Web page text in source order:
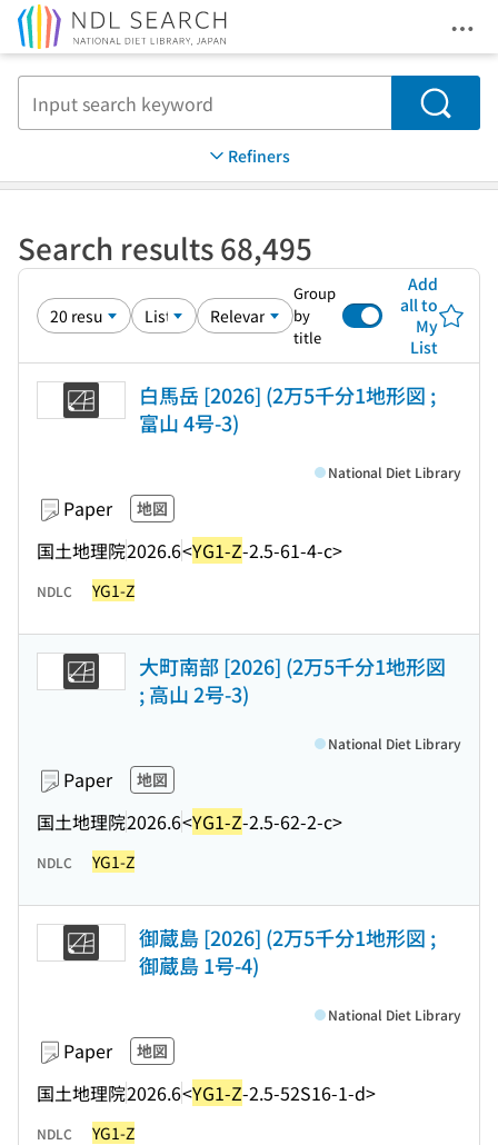
Search
Refiners
Search results 68,495
Group
by
title
Add
all to
My
List
白馬岳 [2026] (2万5千分1地形図 ;
富山 4号-3)
Paper 地図
国土地理院2026.6<YG1-Z-2.5-61-4-c>
National Diet Library
NDLC YG1-Z
大町南部 [2026] (2万5千分1地形図
; 高山 2号-3)
Paper 地図
国土地理院2026.6<YG1-Z-2.5-62-2-c>
National Diet Library
NDLC YG1-Z
御蔵島 [2026] (2万5千分1地形図 ;
御蔵島 1号-4)
Paper 地図
国土地理院2026.6<YG1-Z-2.5-52S16-1-d>
National Diet Library
NDLC YG1-Z